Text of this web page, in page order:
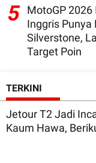
5 MotoGP 2026
Inggris Punya
Silverstone,
Target Poin
TERKINI
Jetour T2 Jadi
Kaum Hawa,